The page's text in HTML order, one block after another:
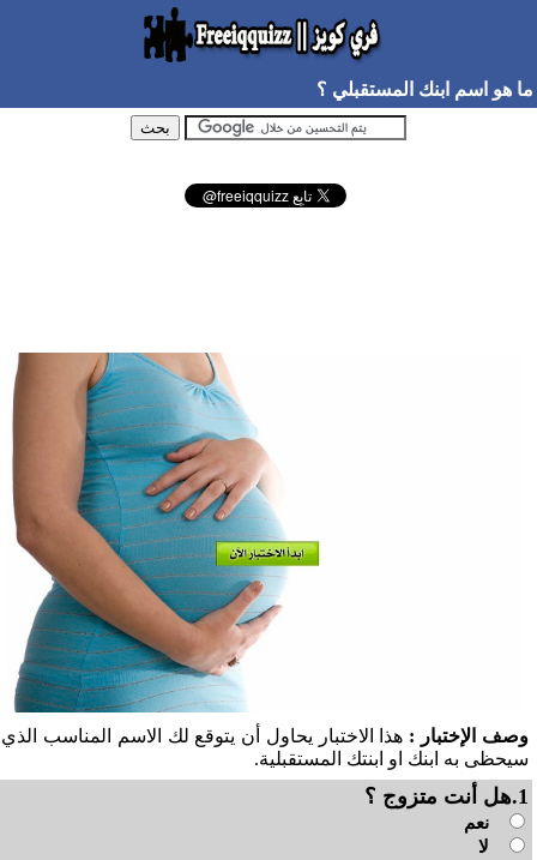
ما هو اسم ابنك المستقبلي ؟
وصف الإختبار : هذا الاختبار يحاول أن يتوقع لك الاسم المناسب الذي
سيحظى به ابنك او ابنتك المستقبلية.
1.هل أنت متزوج ؟
نعم
لا